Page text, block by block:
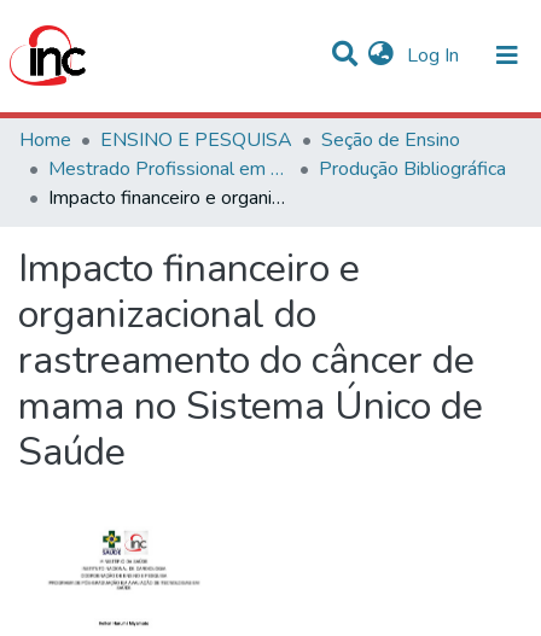
Log In (current)
Communities & Collections
Statistics
Home ENSINO E PESQUISA
Seção de Ensino
Mestrado Profissional em Avaliação de Tecnologias em Saúde
Produção Bibliográfica
Impacto financeiro e organizacional do rastreamento do câncer de mama no Sistema Único de Saúde
Impacto financeiro e
organizacional do
rastreamento do câncer de
mama no Sistema Único de
Saúde